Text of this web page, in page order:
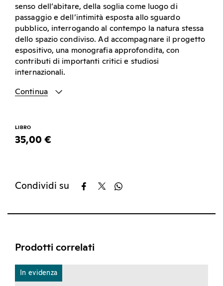
senso dell’abitare, della soglia come luogo di
passaggio e dell’intimità esposta allo sguardo
pubblico, interrogando al contempo la natura stessa
dello spazio condiviso. Ad accompagnare il progetto
espositivo, una monografia approfondita, con
contributi di importanti critici e studiosi
internazionali.
Continua
LIBRO
35,00 €
Condividi su
Prodotti correlati
In evidenza